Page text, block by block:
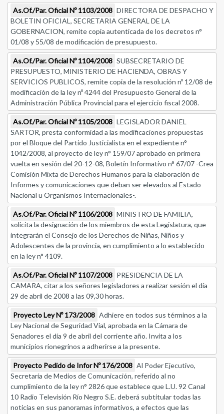
As.Of./Par. Oficial Nº 1103/2008 DIRECTORA DE DESPACHO Y
BOLETIN OFICIAL, SECRETARIA GENERAL DE LA
GOBERNACION, remite copia autenticada de los decretos n°
01/08 y 55/08 de modificación de presupuesto.
As.Of./Par. Oficial Nº 1104/2008 SUBSECRETARIO DE
PRESUPUESTO, MINISTERIO DE HACIENDA, OBRAS Y
SERVICIOS PUBLICOS, remite copia de la resolución nº 12/08 de
modificación de la ley nº 4244 del Presupuesto General de la
Administración Pública Provincial para el ejercicio fiscal 2008.
As.Of./Par. Oficial Nº 1105/2008 LEGISLADOR DANIEL
SARTOR, presta conformidad a las modificaciones propuestas
por el Bloque del Partido Justicialista en el expediente n°
1042/2008, al proyecto de ley n° 159/07 aprobado en primera
vuelta en sesión del 20-12-08, Boletín Informativo n° 67/07 -Crea
Comisión Mixta de Derechos Humanos para la elaboración de
Informes y comunicaciones que deban ser elevados al Estado
Nacional u Organismos Internacionales-.
As.Of./Par. Oficial Nº 1106/2008 MINISTRO DE FAMILIA,
solicita la designación de los miembros de esta Legislatura, que
integrarán el Consejo de los Derechos de Niñas, Niños y
Adolescentes de la provincia, en cumplimiento a lo establecido
en la ley n° 4109.
As.Of./Par. Oficial Nº 1107/2008 PRESIDENCIA DE LA
CAMARA, citar a los señores legisladores a realizar sesión el día
29 de abril de 2008 a las 09,30 horas.
Proyecto Ley Nº 173/2008 Adhiere en todos sus términos a la
Ley Nacional de Seguridad Vial, aprobada en la Cámara de
Senadores el día 9 de abril del corriente año. Invita a los
municipios rionegrinos a adherirse a la presente.
Proyecto Pedido de Infor Nº 176/2008 Al Poder Ejecutivo,
Secretaría de Medios de Comunicación, referido al no
cumplimiento de la ley n° 2826 que establece que L.U. 92 Canal
10 Radio Televisión Río Negro S.E. deberá subtitular todas las
noticias en sus panoramas informativos, a efectos que las